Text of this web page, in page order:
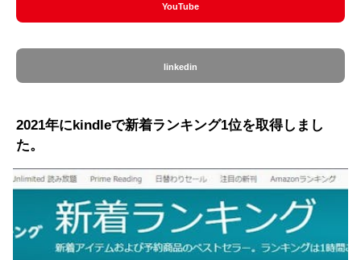
YouTube
linkedin
2021年にkindleで新着ランキング1位を取得しまし
た。